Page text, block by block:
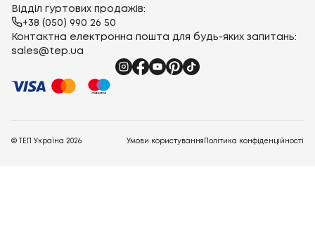
Відділ гуртових продажів:
+38 (050) 990 26 50
Контактна електронна пошта для будь-яких запитань:
sales@tep.ua
© ТЕП Україна 2026 Умови користування Політика конфіденційності